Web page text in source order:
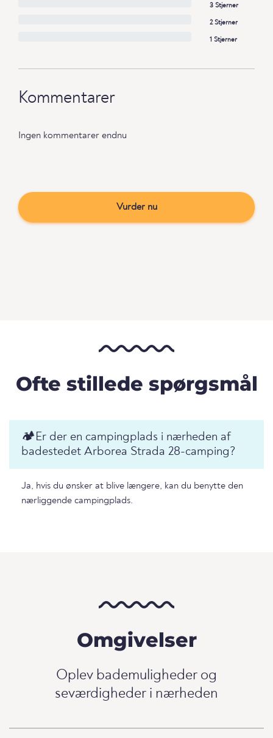
3 Stjerner
2 Stjerner
1 Stjerner
Kommentarer
Ingen kommentarer endnu
Vurder nu
Ofte stillede spørgsmål
🏕️️Er der en campingplads i nærheden af
badestedet Arborea Strada 28-camping?
Ja, hvis du ønsker at blive længere, kan du benytte den
nærliggende campingplads.
Omgivelser
Oplev bademuligheder og
seværdigheder i nærheden